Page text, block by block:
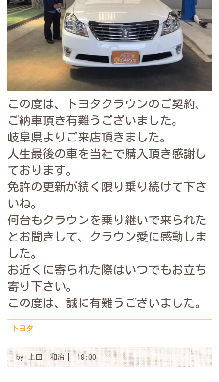
この度は、トヨタクラウンのご契約、
ご納車頂き有難うございました。
岐阜県よりご来店頂きました。
人生最後の車を当社で購入頂き感謝し
ております。
免許の更新が続く限り乗り続けて下さ
いね。
何台もクラウンを乗り継いで来られた
とお聞きして、
クラウン愛に感動しま
した。
お近くに寄られた際はいつでもお立ち
寄り下さい。
この度は、誠に有難うございました。
トヨタ
by上田 和治 19:00